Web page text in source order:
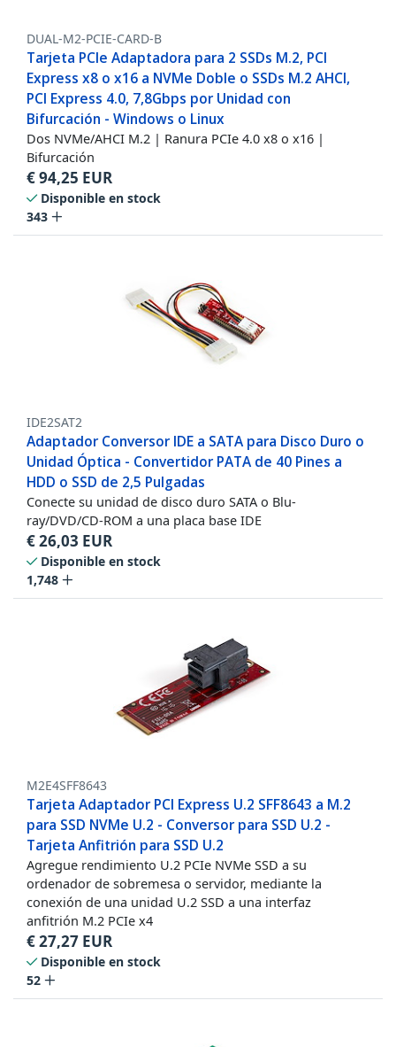
DUAL-M2-PCIE-CARD-B
Tarjeta PCIe Adaptadora para 2 SSDs M.2, PCI
Express x8 o x16 a NVMe Doble o SSDs M.2 AHCI,
PCI Express 4.0, 7,8Gbps por Unidad con
Bifurcación - Windows o Linux
Dos NVMe/AHCI M.2 | Ranura PCIe 4.0 x8 o x16 |
Bifurcación
€94,25 EUR
Disponible en stock
343
IDE2SAT2
Adaptador Conversor IDE a SATA para Disco Duro o
Unidad Óptica - Convertidor PATA de 40 Pines a
HDD o SSD de 2,5 Pulgadas
Conecte su unidad de disco duro SATA o Blu-
ray/DVD/CD-ROM a una placa base IDE
€26,03 EUR
Disponible en stock
1,748
M2E4SFF8643
Tarjeta Adaptador PCI Express U.2 SFF8643 a M.2
para SSD NVMe U.2 - Conversor para SSD U.2 -
Tarjeta Anfitrión para SSD U.2
Agregue rendimiento U.2 PCIe NVMe SSD a su
ordenador de sobremesa o servidor, mediante la
conexión de una unidad U.2 SSD a una interfaz
anfitrión M.2 PCIe x4
€27,27 EUR
Disponible en stock
52